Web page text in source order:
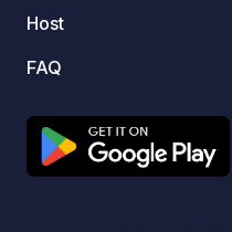
Host
FAQ